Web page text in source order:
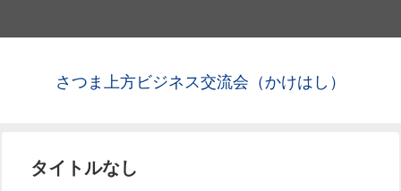
さつま上方ビジネス交流会（かけはし）
タイトルなし